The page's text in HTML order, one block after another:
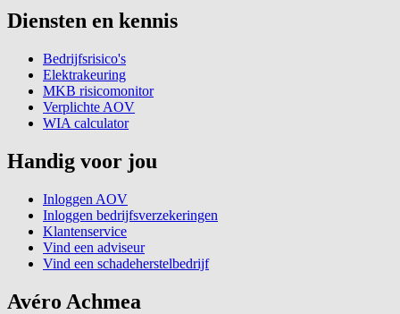
Diensten en kennis
Bedrijfsrisico's
Elektrakeuring
MKB risicomonitor
Verplichte AOV
WIA calculator
Handig voor jou
Inloggen AOV
Inloggen bedrijfsverzekeringen
Klantenservice
Vind een adviseur
Vind een schadeherstelbedrijf
Avéro Achmea